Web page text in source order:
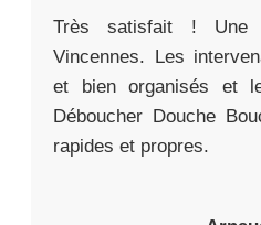
Très satisfait ! Une
Vincennes. Les
et bien organisés et
Déboucher Douche
rapides et propres.